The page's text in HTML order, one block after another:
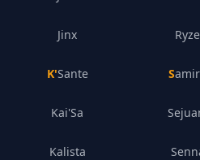
Jinx
K'Sante
Kai'Sa
Kalista
Ryze